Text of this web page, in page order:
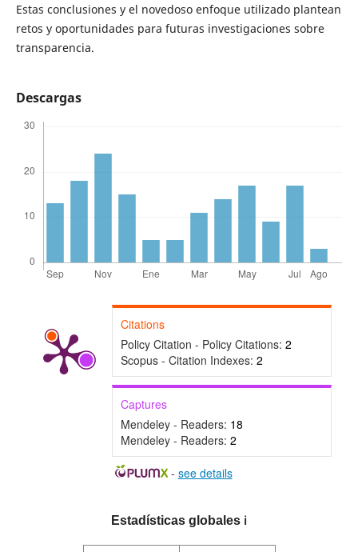
Estas conclusiones y el novedoso enfoque utilizado plantean
retos y oportunidades para futuras investigaciones sobre
transparencia.
Descargas
Citations
Policy Citation - Policy Citations: 2
Scopus - Citation Indexes: 2
Captures
Mendeley - Readers: 18
Mendeley - Readers: 2
- see details
Estadísticas globales ℹ️